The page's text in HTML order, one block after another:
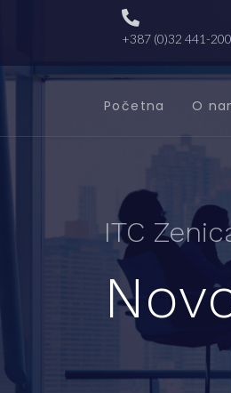
+387 (0)32 441-200
Početna O
ITC